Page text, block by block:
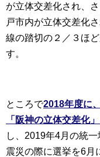
が立体交差化され、
戸市内が立体交差化
線の踏切の２／３ほ
す。
ところで2018年度に
「阪神の立体交差化
し、2019年4月の統
震災の際に選挙を6月